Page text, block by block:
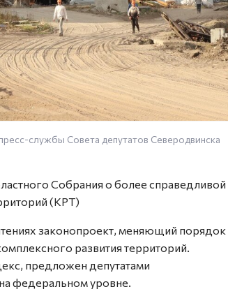
службы Совета депутатов Северодвинска
Собрания о более справедливой
(КРТ)
законопроект, меняющий порядок
развития территорий.
предложен депутатами
федеральном уровне.